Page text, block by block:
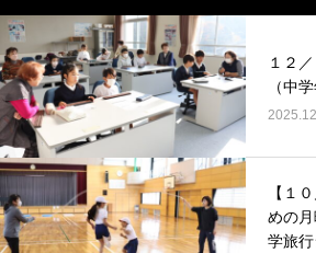
１２
（中学
【１
めの
学旅